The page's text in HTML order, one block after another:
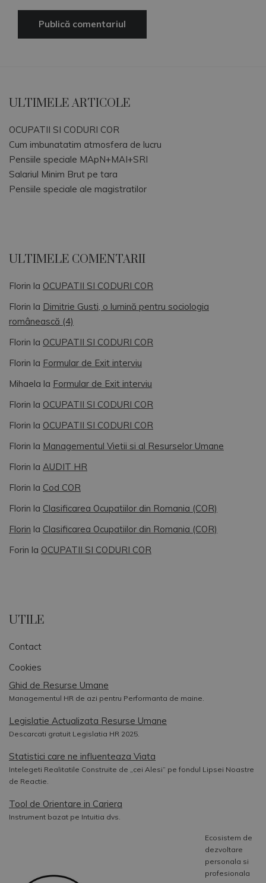
ULTIMELE ARTICOLE
OCUPATII SI CODURI COR
Cum imbunatatim atmosfera de lucru
Pensiile speciale MApN+MAI+SRI
Salariul Minim Brut pe tara
Pensiile speciale ale magistratilor
ULTIMELE COMENTARII
Florin la OCUPATII SI CODURI COR
Florin la Dimitrie Gusti, o lumină pentru sociologia
românească (4)
Florin la OCUPATII SI CODURI COR
Florin la Formular de Exit interviu
Mihaela la Formular de Exit interviu
Florin la OCUPATII SI CODURI COR
Florin la OCUPATII SI CODURI COR
Florin la Managementul Vietii si al Resurselor Umane
Florin la AUDIT HR
Florin la Cod COR
Florin la Clasificarea Ocupatiilor din Romania (COR)
Florin la Clasificarea Ocupatiilor din Romania (COR)
Forin la OCUPATII SI CODURI COR
UTILE
Contact
Cookies
Ghid de Resurse Umane
Managementul HR de azi pentru Performanta de maine.
Legislatie Actualizata Resurse Umane
Descarcati gratuit Legislatia HR 2025.
Statistici care ne influenteaza Viata
Intelegeti Realitatile Construite de „cei Alesi” pe fondul Lipsei Noastre
de Reactie.
Tool de Orientare in Cariera
Instrument bazat pe Intuitia dvs.
Ecosistem de
dezvoltare
personala si
profesionala